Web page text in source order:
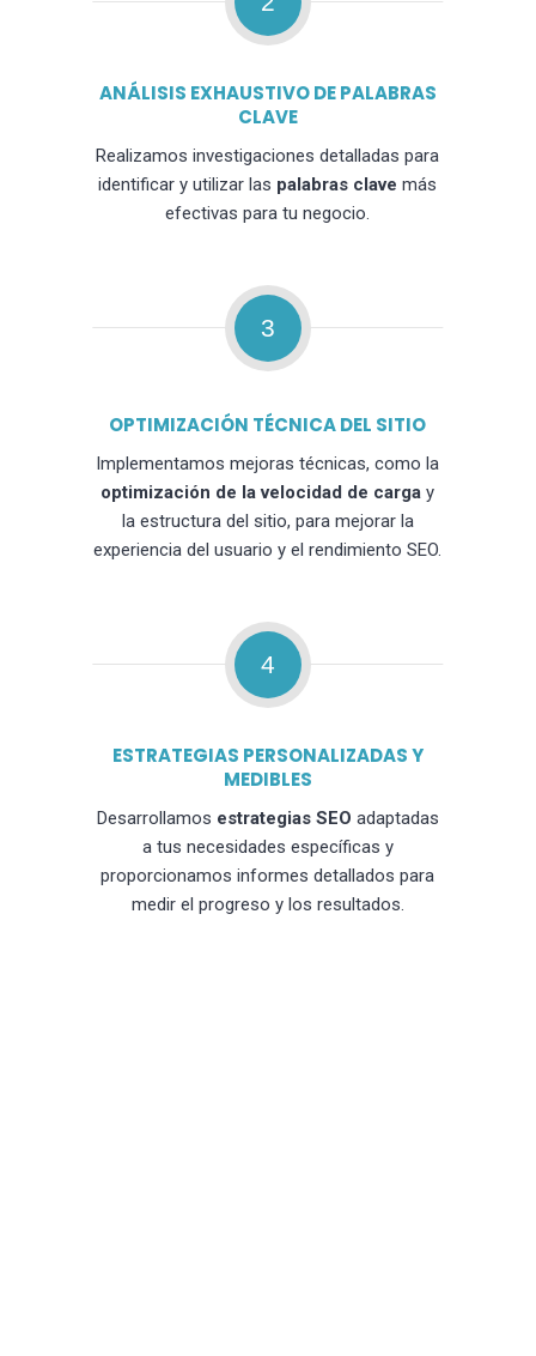
ANÁLISIS EXHAUSTIVO DE PALABRAS
CLAVE
Realizamos investigaciones detalladas para
identificar y utilizar las palabras clave más
efectivas para tu negocio.
3
OPTIMIZACIÓN TÉCNICA DEL SITIO
Implementamos mejoras técnicas, como la
optimización de la velocidad de carga y
la estructura del sitio, para mejorar la
experiencia del usuario y el rendimiento SEO.
4
ESTRATEGIAS PERSONALIZADAS Y
MEDIBLES
Desarrollamos estrategias SEO adaptadas
a tus necesidades específicas y
proporcionamos informes detallados para
medir el progreso y los resultados.